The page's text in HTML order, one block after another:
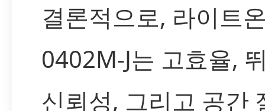
결론적으로, 라이트
0402M-J는 고효율,
신뢰성, 그리고 공간